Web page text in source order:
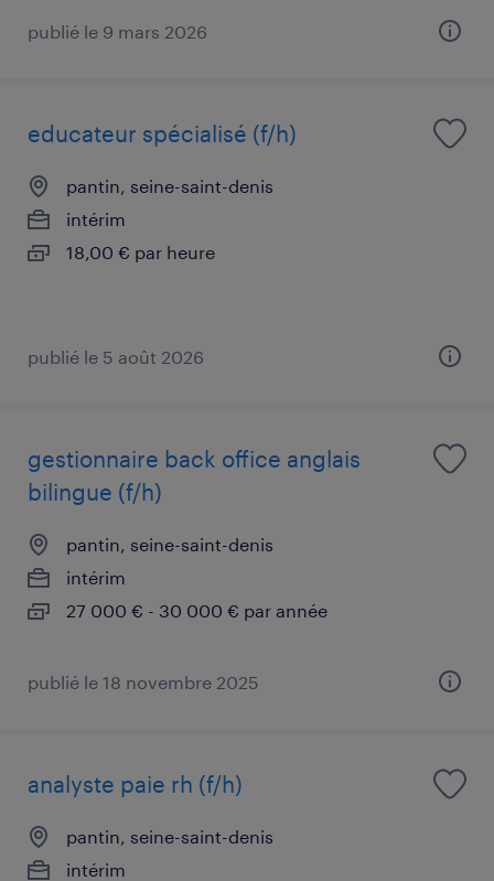
publié le 9 mars 2026
educateur spécialisé (f/h)
pantin, seine-saint-denis
intérim
18,00 € par heure
publié le 5 août 2026
gestionnaire back office anglais
bilingue (f/h)
pantin, seine-saint-denis
intérim
27 000 € - 30 000 € par année
publié le 18 novembre 2025
analyste paie rh (f/h)
pantin, seine-saint-denis
intérim